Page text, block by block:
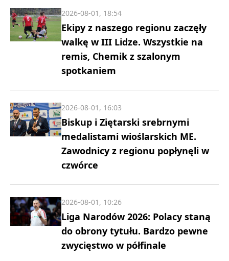
Ekipy z naszego regionu zaczęły
walkę w III Lidze. Wszystkie na
remis, Chemik z szalonym
spotkaniem
2026-08-01, 18:54
Biskup i Ziętarski srebrnymi
medalistami wioślarskich ME.
Zawodnicy z regionu popłynęli w
czwórce
2026-08-01, 16:03
Liga Narodów 2026: Polacy staną
do obrony tytułu. Bardzo pewne
zwycięstwo w półfinale
2026-08-01, 10:26